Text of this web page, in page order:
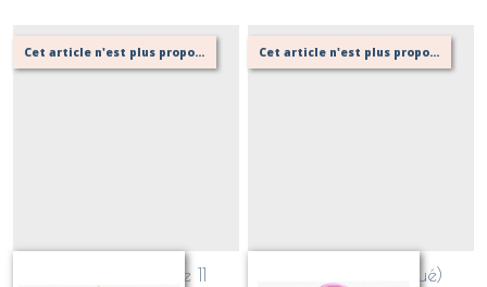
Cet article n'est plus proposé, retournez au menu principal ou contactez moi!
Couronne + Cadre 11
Cet article n'est plus proposé, retournez au menu principal ou contactez moi!
Cadre 12 (appliqué)